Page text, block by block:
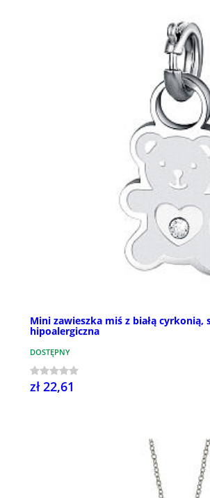
Mini zawieszka miś z białą cyrkonią,
hipoalergiczna
DOSTĘPNY
zł 22,61